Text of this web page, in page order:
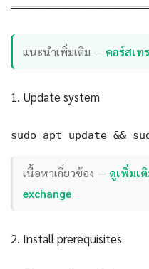
แนะนำเพิ่มเติม — คอร์สเท
1. Update system
sudo apt update &&
เนื้อหาเกี่ยวข้อง — ดูเพิ่มเ
exchange
2. Install prerequisites